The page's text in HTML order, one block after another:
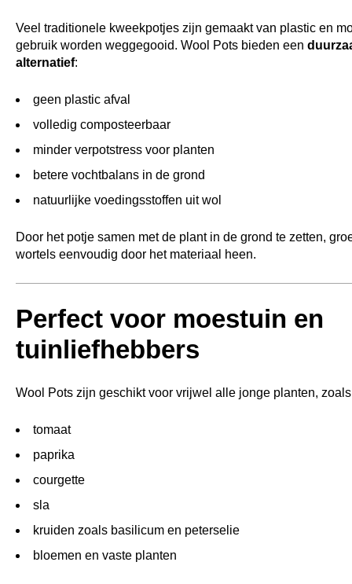
Veel traditionele kweekpotjes zijn gemaakt van plastic en
gebruik worden weggegooid. Wool Pots bieden een
alternatief:
geen plastic afval
volledig composteerbaar
minder verpotstress voor planten
betere vochtbalans in de grond
natuurlijke voedingsstoffen uit wol
Door het potje samen met de plant in de grond te zetten,
wortels eenvoudig door het materiaal heen.
Perfect voor moestuin en
tuinliefhebbers
Wool Pots zijn geschikt voor vrijwel alle jonge planten,
tomaat
paprika
courgette
sla
kruiden zoals basilicum en peterselie
bloemen en vaste planten